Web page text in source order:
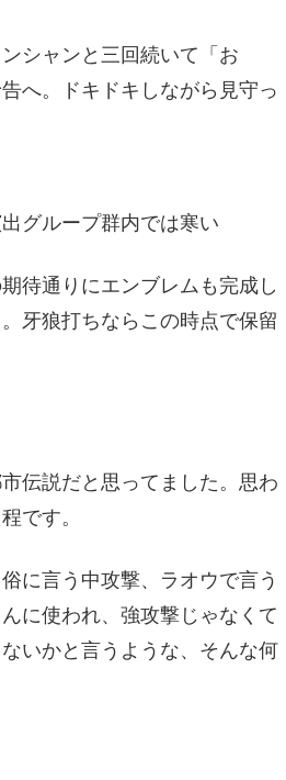
シャンと三回続いて「お
へ。ドキドキしながら見守っ
プ群内では寒い
待通りにエンブレムも完成し
牙狼打ちならこの時点で保留
伝説だと思ってました。思わ
です。
に言う中攻撃、ラオウで言う
に使われ、強攻撃じゃなくて
いかと言うような、そんな何